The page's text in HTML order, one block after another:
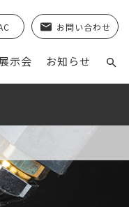
お問い合わせ
示会 お知らせ